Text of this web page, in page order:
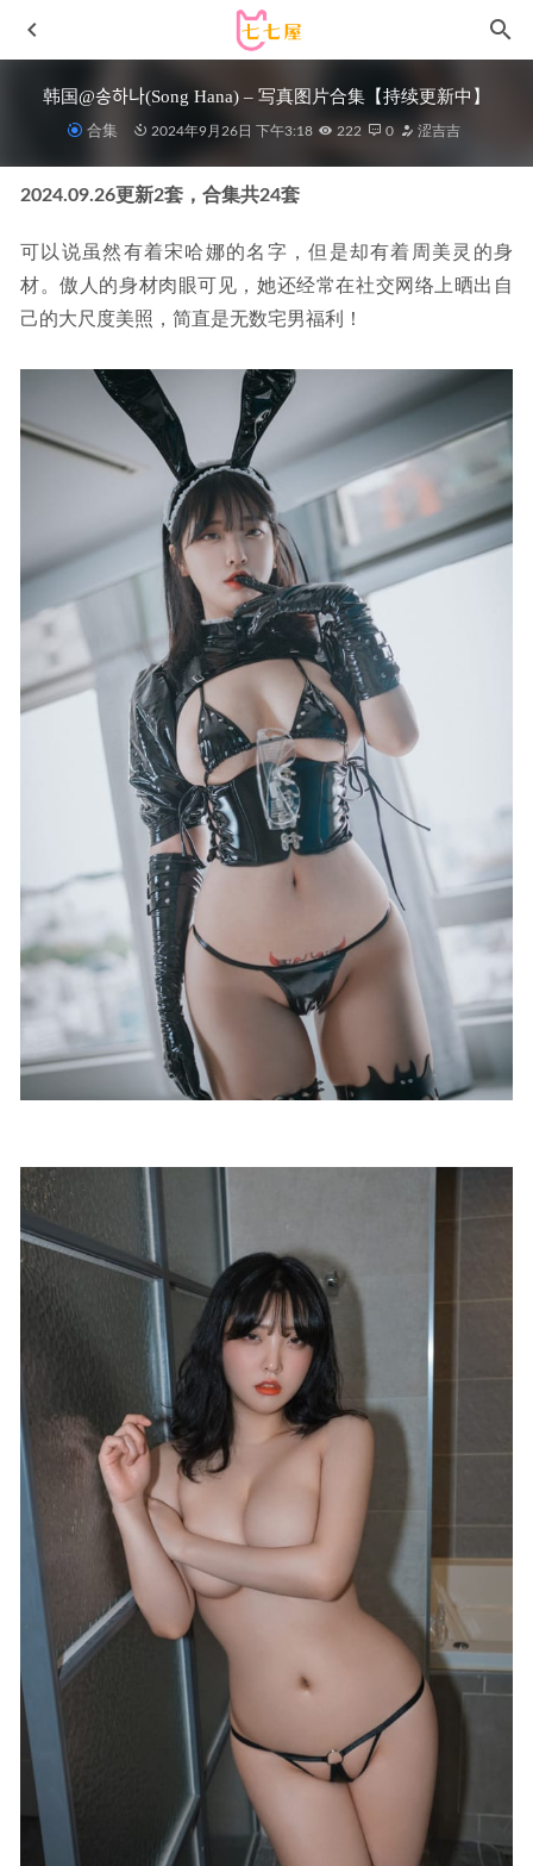
韩国@송하나(Song Hana) – 写真图片合集【持续更新中】
合集 2024年9月26日 下午3:18 222 0 涩吉吉
2024.09.26更新2套，合集共24套
可以说虽然有着宋哈娜的名字，但是却有着周美灵的身
材。傲人的身材肉眼可见，她还经常在社交网络上晒出自
己的大尺度美照，简直是无数宅男福利！
桜桃喵 – NO.209 竞泳[21P-245MB] 2025-08-29
[XIAOYU语画界]2021.10.21 VOL.637 梦心月[88+1P／
2023-01-07
[微密圈]水蜜桃米米 –绝对精彩[29P-99MB] 2023-02-27
[Xiuren秀人网]2023.04.18 NO.6590 谭小灵[78+1P／763MB]
洛璃LoLiSAMA –NO.010 吉他妹妹[73P/606MB]
2022-05-06